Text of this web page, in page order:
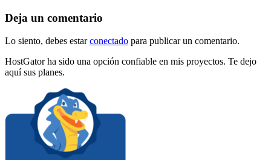
Deja un comentario
Lo siento, debes estarconectado para publicar un comentario.
HostGator ha sido una opción confiable en mis proyectos. Te dejo
aquí sus planes.